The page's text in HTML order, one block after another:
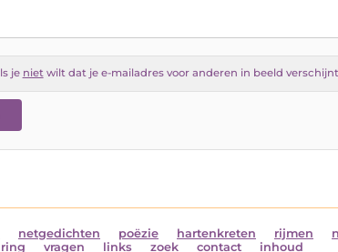
je nietwilt dat je e-mailadres voor anderen in beeld verschijnt
netgedichten poëzie hartenkreten rijmen
vragen links zoek contact inhoud